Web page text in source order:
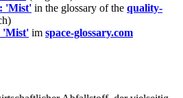
'Mist' in the glossary of the quality-
'Mist' im space-glossary.com